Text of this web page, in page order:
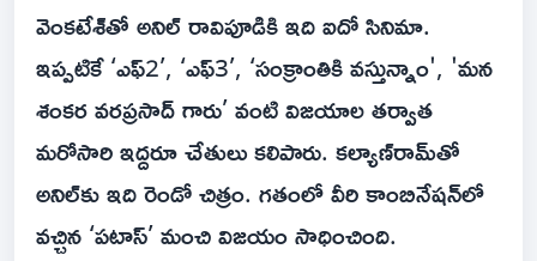
వెంకటేశ్‌తో అనిల్‌ రావిపూడికి ఇది ఐదో సినిమా.
ఇప్పటికే ‘ఎఫ్‌2’, ‘ఎఫ్‌3’, ‘సంక్రాంతికి వస్తున్నాం', 'మన
శంకర వరప్రసాద్ గారు’ వంటి విజయాల తర్వాత
మరోసారి ఇద్దరూ చేతులు కలిపారు. కల్యాణ్‌రామ్‌తో
అనిల్‌కు ఇది రెండో చిత్రం. గతంలో వీరి కాంబినేషన్‌లో
వచ్చిన ‘పటాస్‌’ మంచి విజయం సాధించింది.